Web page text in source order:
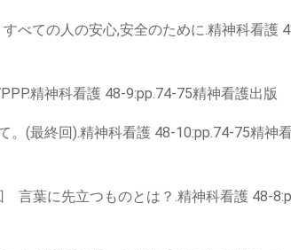
べての人の安心,安全のために.精神科看護
精神科看護 48-9:pp.74-75精神看護出版
。(最終回).精神科看護 48-10:pp.74-75精神
葉に先立つものとは？.精神科看護 48-